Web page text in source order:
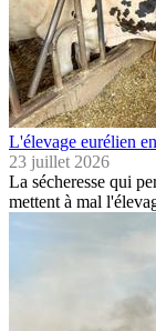
L'élevage eurélien
23 juillet 2026
La sécheresse qui
mettent à mal